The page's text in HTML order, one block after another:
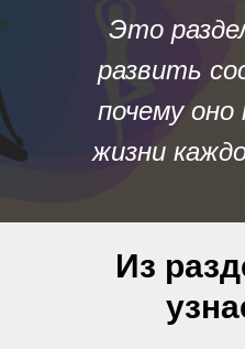
Это
развить
почему
жизни
Из